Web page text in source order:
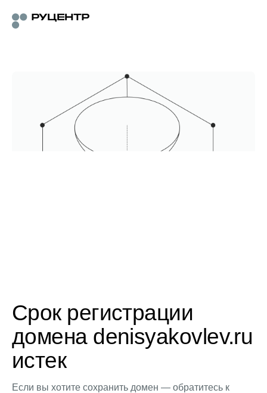
Срок регистрации
домена denisyakovlev.ru
истек
Если вы хотите сохранить домен — обратитесь к